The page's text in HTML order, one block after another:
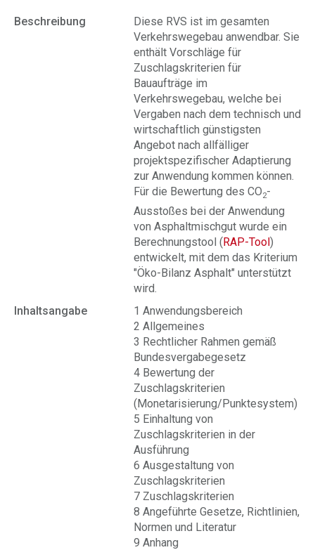
Beschreibung
Diese RVS ist im gesamten
Verkehrswegebau anwendbar. Sie
enthält Vorschläge für
Zuschlagskriterien für
Bauaufträge im
Verkehrswegebau, welche bei
Vergaben nach dem technisch und
wirtschaftlich günstigsten
Angebot nach allfälliger
projektspezifischer Adaptierung
zur Anwendung kommen können.
Für die Bewertung des CO2-
Ausstoßes bei der Anwendung
von Asphaltmischgut wurde ein
Berechnungstool (RAP-Tool)
entwickelt, mit dem das Kriterium
"Öko-Bilanz Asphalt" unterstützt
wird.
Inhaltsangabe
1 Anwendungsbereich
2 Allgemeines
3 Rechtlicher Rahmen gemäß
Bundesvergabegesetz
4 Bewertung der
Zuschlagskriterien
(Monetarisierung/Punktesystem)
5 Einhaltung von
Zuschlagskriterien in der
Ausführung
6 Ausgestaltung von
Zuschlagskriterien
7 Zuschlagskriterien
8 Angeführte Gesetze, Richtlinien,
Normen und Literatur
9 Anhang